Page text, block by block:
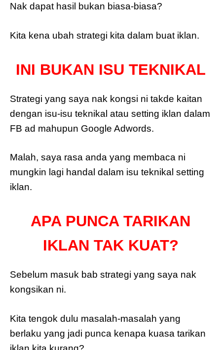
Nak dapat hasil bukan biasa-biasa?
Kita kena ubah strategi kita dalam buat iklan.
INI BUKAN ISU TEKNIKAL
Strategi yang saya nak kongsi ni takde kaitan
dengan isu-isu teknikal atau setting iklan dalam
FB ad mahupun Google Adwords.
Malah, saya rasa anda yang membaca ni
mungkin lagi handal dalam isu teknikal setting
iklan.
APA PUNCA TARIKAN
IKLAN TAK KUAT?
Sebelum masuk bab strategi yang saya nak
kongsikan ni.
Kita tengok dulu masalah-masalah yang
berlaku yang jadi punca kenapa kuasa tarikan